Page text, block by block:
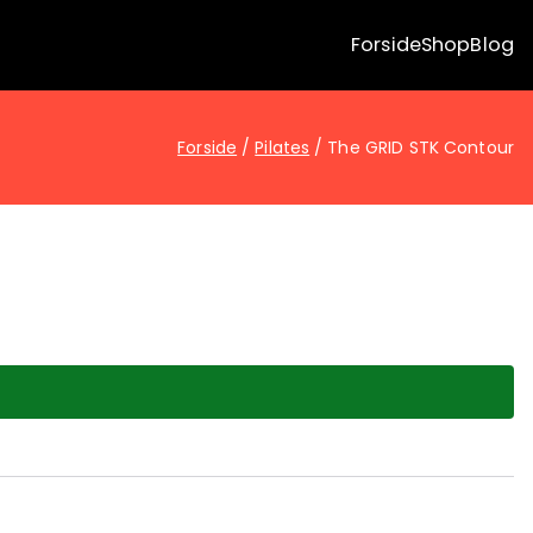
ForsideShopBlog
Forside Pilates The GRID STK Contour